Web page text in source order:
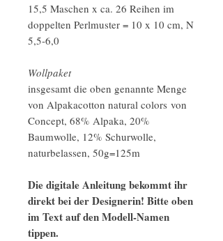
15,5 Maschen x ca. 26 Reihen im
doppelten Perlmuster = 10 x 10 cm, N
5,5-6,0
Wollpaket
insgesamt die oben genannte Menge
von Alpakacotton natural colors von
Concept, 68% Alpaka, 20%
Baumwolle, 12% Schurwolle,
naturbelassen, 50g=125m
Die digitale Anleitung bekommt ihr
direkt bei der Designerin! Bitte oben
im Text auf den Modell-Namen
tippen.